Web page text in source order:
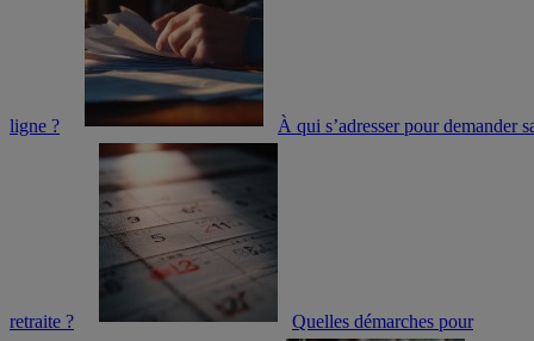
ligne ? À qui s’adresser pour demander
retraite ? Quelles démarches pour